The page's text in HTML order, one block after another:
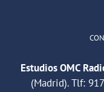
Estudios OMC
(Madrid). Tlf: